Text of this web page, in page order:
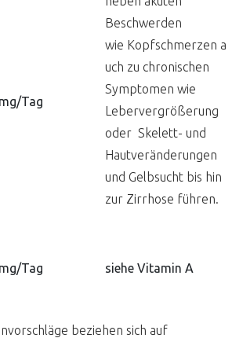
Tag
Beschwerden
wie Kopfschmerzen a
uch zu chronischen
Symptomen wie
Lebervergrößerung
oder Skelett- und
Hautveränderungen
und Gelbsucht bis hin
zur Zirrhose führen.
Tag siehe Vitamin A
beziehen sich auf